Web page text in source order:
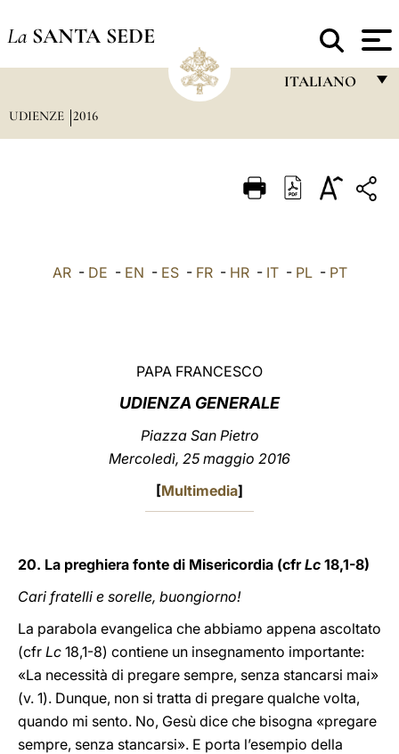
La SANTA SEDE
ITALIANO
ITALIANO
UDIENZE 2016
AR- DE - EN - ES- FR- HR- IT- PL- PT
PAPA FRANCESCO
UDIENZA GENERALE
Piazza San Pietro
Mercoledì, 25 maggio 2016
[Multimedia]
20. La preghiera fonte di Misericordia (cfrLc 18,1-8)
Cari fratelli e sorelle, buongiorno!
La parabola evangelica che abbiamo appena ascoltato
(cfr Lc 18,1-8) contiene un insegnamento importante:
«La necessità di pregare sempre, senza stancarsi mai»
(v. 1). Dunque, non si tratta di pregare qualche volta,
quando mi sento. No, Gesù dice che bisogna «pregare
sempre, senza stancarsi». E porta l’esempio della